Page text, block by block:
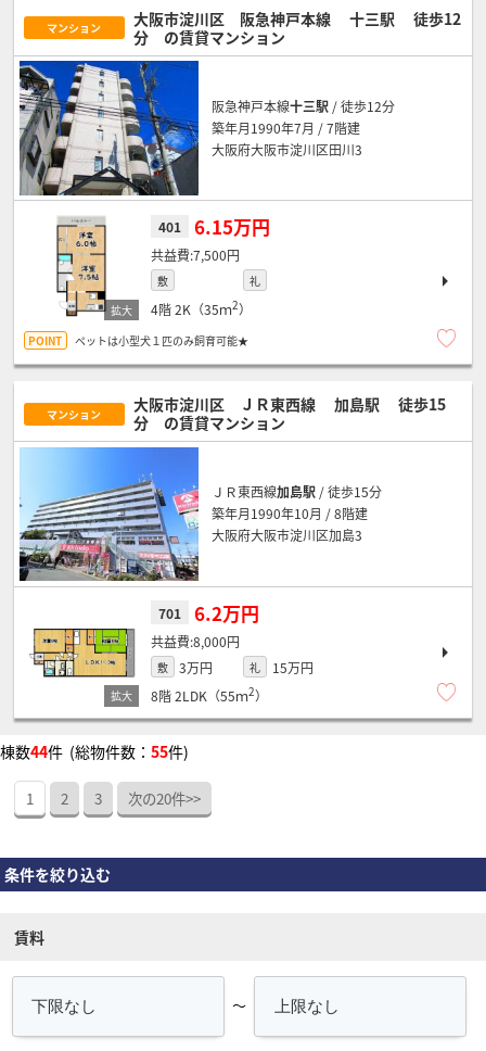
マンション 大阪市淀川区 阪急神戸本線 十三駅
徒歩12
分 の賃貸マンション
阪急神戸本線十三駅 / 徒歩12分
築年月1990年7月 / 7階建
大阪府大阪市淀川区田川3
401 6.15万円
7,500円
敷 礼
4階2K（35ｍ2）
ペットは小型犬１匹のみ飼育可能★
マンション 大阪市淀川区 ＪＲ東西線 加島駅
徒歩15
分 の賃貸マンション
ＪＲ東西線加島駅 / 徒歩15分
築年月1990年10月 / 8階建
大阪府大阪市淀川区加島3
701 6.2万円
8,000円
敷 3万円 礼
15万円
8階2LDK（55ｍ2）
棟数44件 (総物件数： 55件)
1 2 3 次の20件>>
条件を絞り込む
賃料
～